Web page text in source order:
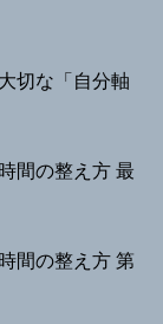
切な「自分軸
間の整え方 最
間の整え方 第